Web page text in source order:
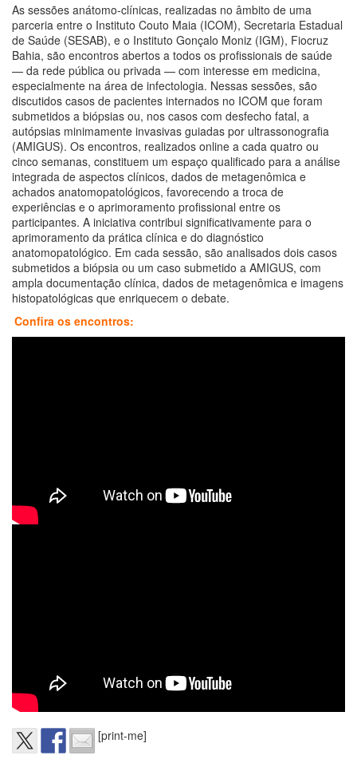
As sessões anátomo-clínicas, realizadas no âmbito de uma
parceria entre o Instituto Couto Maia (ICOM), Secretaria Estadual
de Saúde (SESAB), e o Instituto Gonçalo Moniz (IGM), Fiocruz
Bahia, são encontros abertos a todos os profissionais de saúde
— da rede pública ou privada — com interesse em medicina,
especialmente na área de infectologia. Nessas sessões, são
discutidos casos de pacientes internados no ICOM que foram
submetidos a biópsias ou, nos casos com desfecho fatal, a
autópsias minimamente invasivas guiadas por ultrassonografia
(AMIGUS). Os encontros, realizados online a cada quatro ou
cinco semanas, constituem um espaço qualificado para a análise
integrada de aspectos clínicos, dados de metagenômica e
achados anatomopatológicos, favorecendo a troca de
experiências e o aprimoramento profissional entre os
participantes. A iniciativa contribui significativamente para o
aprimoramento da prática clínica e do diagnóstico
anatomopatológico. Em cada sessão, são analisados dois casos
submetidos a biópsia ou um caso submetido a AMIGUS, com
ampla documentação clínica, dados de metagenômica e imagens
histopatológicas que enriquecem o debate.
Confira os encontros:
[print-me]